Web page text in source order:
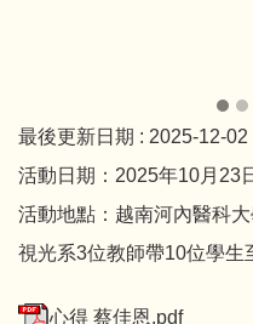
最後更新日期 : 2025-12-02
活動日期：2025年10月23
活動地點：越南河內醫科大
視光系3位教師帶10位學生
心得 蔡佳恩.pdf